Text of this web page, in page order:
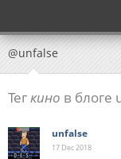
@unfalse
Тегкино в блоге
unfalse
17 Dec2018